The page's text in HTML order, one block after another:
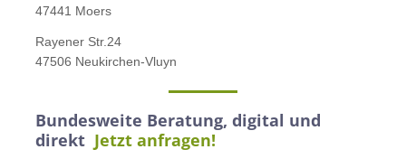
47441 Moers
Rayener Str.24
47506 Neukirchen-Vluyn
Bundesweite Beratung, digital und
direkt Jetzt anfragen!